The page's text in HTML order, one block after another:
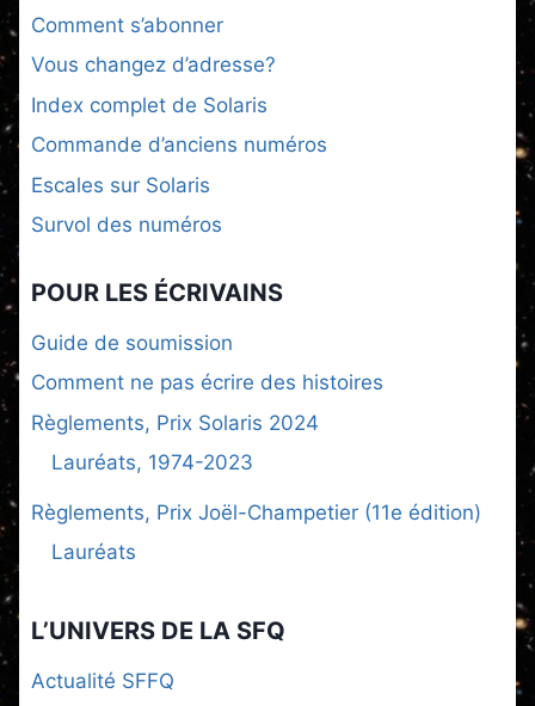
Comment s’abonner
Vous changez d’adresse?
Index complet de Solaris
Commande d’anciens numéros
Escales sur Solaris
Survol des numéros
POUR LES ÉCRIVAINS
Guide de soumission
Comment ne pas écrire des histoires
Règlements, Prix Solaris 2024
Lauréats, 1974-2023
Règlements, Prix Joël-Champetier (11e édition)
Lauréats
L’UNIVERS DE LA SFQ
Actualité SFFQ